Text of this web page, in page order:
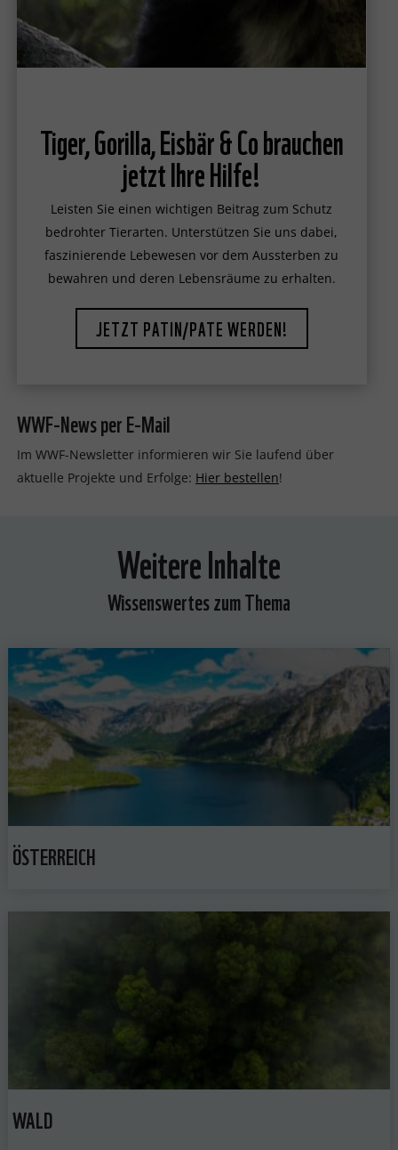
Tiger, Gorilla, Eisbär & Co brauchen
jetzt Ihre Hilfe!
Leisten Sie einen wichtigen Beitrag zum Schutz
bedrohter Tierarten. Unterstützen Sie uns dabei,
faszinierende Lebewesen vor dem Aussterben zu
bewahren und deren Lebensräume zu erhalten.
JETZT PATIN/PATE WERDEN!
WWF-News per E-Mail
Im WWF-Newsletter informieren wir Sie laufend über
aktuelle Projekte und Erfolge: Hier bestellen!
Weitere Inhalte
Wissenswertes zum Thema
ÖSTERREICH
WALD